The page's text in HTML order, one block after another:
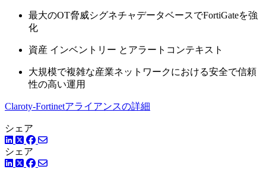
最大のOT脅威シグネチャデータベースでFortiGateを強
化
資産 インベントリー とアラートコンテキスト
大規模で複雑な産業ネットワークにおける安全で信頼
性の高い運用
Claroty-Fortinetアライアンスの詳細
シェア
LinkedIn
TwitterFacebook
シェア
LinkedIn
TwitterFacebook